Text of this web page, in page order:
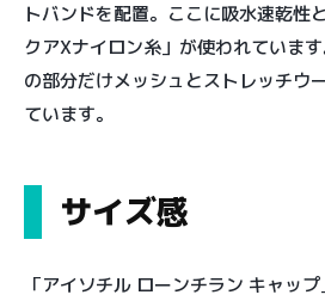
トバンドを配置。ここに吸水速乾性
クアXナイロン糸」が使われていま
の部分だけメッシュとストレッチウ
ています。
サイズ感
「アイソチル ローンチラン キャッ